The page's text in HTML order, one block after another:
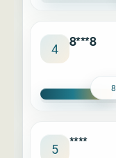
4 8***8
8
5 ****